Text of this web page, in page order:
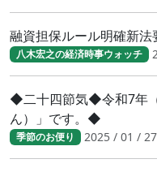
融資担保ルール明確新法
八木宏之の経済時事ウォッチ
◆二十四節気◆令和7年
ん）」です。◆
季節のお便り 2025 / 01 / 27